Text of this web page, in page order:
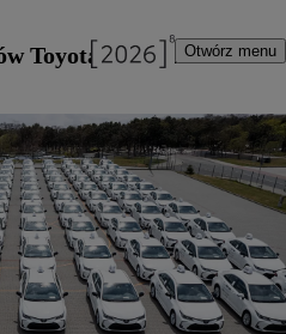
Otwórz menu
Toyota Corolla trafiło